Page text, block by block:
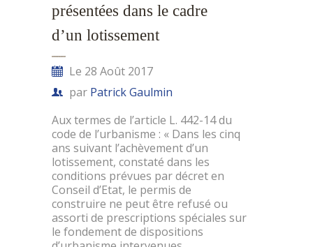
présentées dans le cadre
d’un lotissement
Le 28 Août 2017
par Patrick Gaulmin
Aux termes de l’article L. 442-14 du
code de l’urbanisme : « Dans les cinq
ans suivant l’achèvement d’un
lotissement, constaté dans les
conditions prévues par décret en
Conseil d’Etat, le permis de
construire ne peut être refusé ou
assorti de prescriptions spéciales sur
le fondement de dispositions